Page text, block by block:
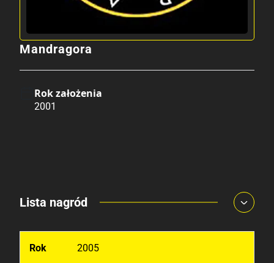
Mandragora
Rok założenia
2001
Lista nagród
2005